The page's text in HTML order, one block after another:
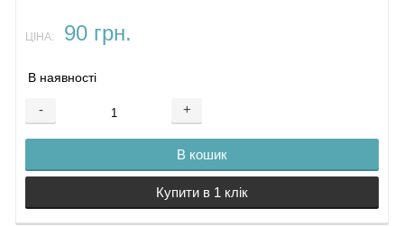
ЦІНА: 90 грн.
В наявності
- +
В кошик
Купити в 1 клік